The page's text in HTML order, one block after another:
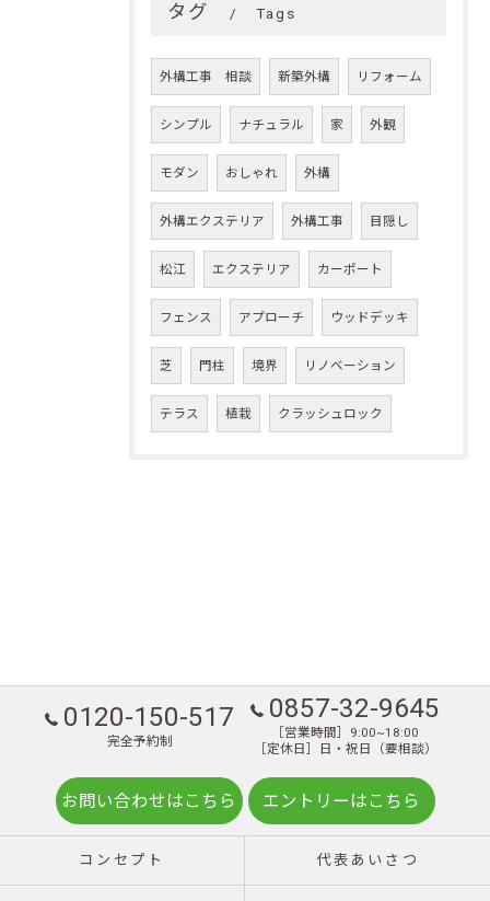
タグ Tags
外構工事 相談 新築外構 リフォーム
シンプル ナチュラル 家 外観
モダン おしゃれ 外構
外構エクステリア 外構工事 目隠し
松江 エクステリア カーポート
フェンス アプローチ ウッドデッキ
芝 門柱 境界 リノベーション
テラス 植栽 クラッシュロック
0120-150-517
完全予約制
0857-32-9645
［営業時間］9:00~18:00
［定休日］日・祝日（要相談）
お問い合わせはこちら エントリーはこちら
コンセプト 代表あいさつ